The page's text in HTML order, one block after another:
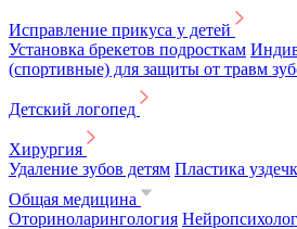
Исправление прикуса у детей
Установка брекетов подросткам
(спортивные) для защиты от травм
Детский логопед
Хирургия
Удаление зубов детям Пластика
Общая медицина
Оториноларингология Нейропсихолог